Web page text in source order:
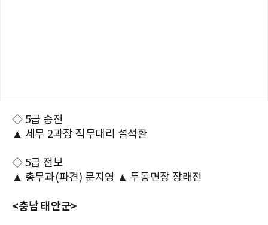
◇ 5급 승진
▲ 세무 2과장 직무대리 설석환
◇ 5급 전보
▲ 총무과(파견) 문지영 ▲ 두동면장 장래전
<충남 태안군>